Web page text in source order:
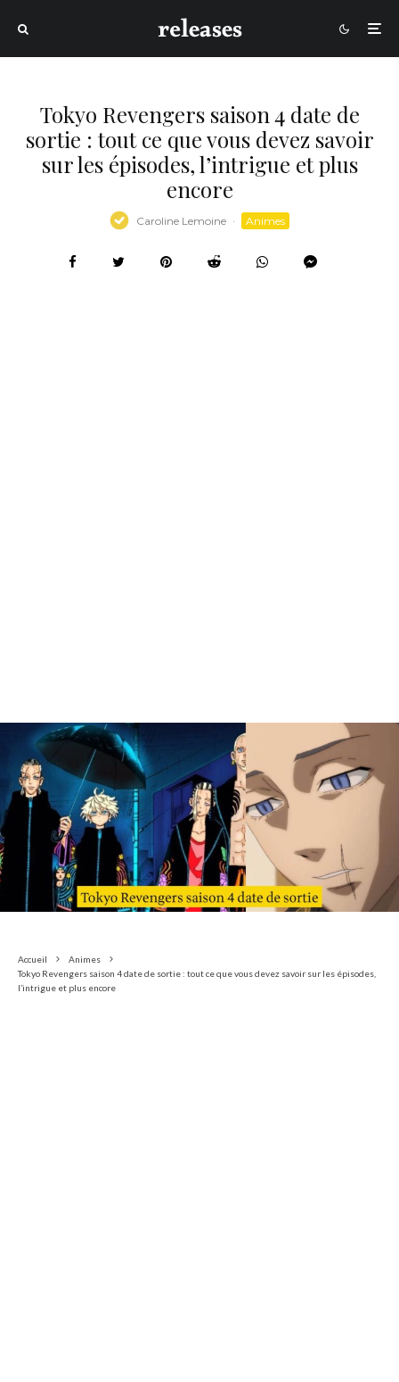
Tokyo Revengers saison 4 date de
sortie : tout ce que vous devez savoir
sur les épisodes, l’intrigue et plus
encore
Caroline Lemoine · Animes
Accueil
Animes
Tokyo Revengers saison 4 date de sortie : tout ce que vous devez savoir sur les épisodes,
l’intrigue et plus encore